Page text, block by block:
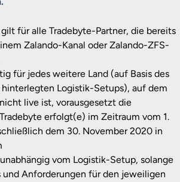
für alle Tradebyte-Partner, die bereits
Zalando-Kanal oder Zalando-ZFS-
für jedes weitere Land (auf Basis des
hinterlegten Logistik-Setups), auf dem
live ist, vorausgesetzt die
erfolgt(e) im Zeitraum vom 1.
dem 30. November 2020 in
vom Logistik-Setup, solange
und Anforderungen für den jeweiligen